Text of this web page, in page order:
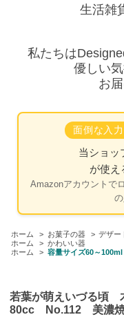
生活雑
私たちは
優しい
お
面倒な入
当ショッ
が使え
Amazonアカウントで
ホーム > お菓子の器 > デザ
ホーム
> かわいい器
ホーム
> 容量サイズ60～100ml
若葉が萌えいづる頃
80cc No.112 美濃